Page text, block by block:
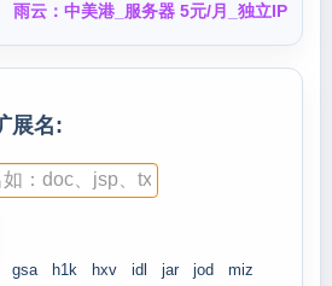
雨云：中美港_服务器 5元/月_独立IP
展名:
gsa h1k hxv idl jar jod
miz